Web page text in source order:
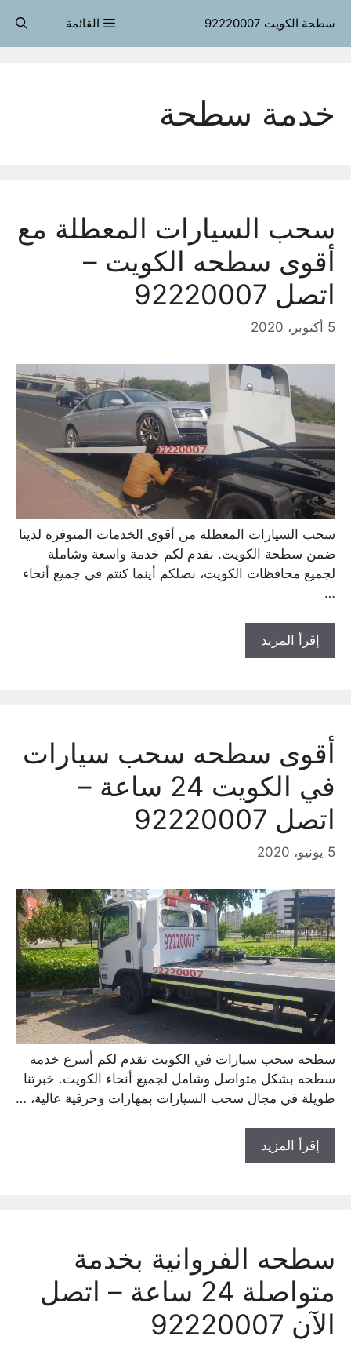
سطحة الكويت 92220007 القائمة
خدمة سطحة
سحب السيارات المعطلة مع
أقوى سطحه الكويت –
اتصل 92220007
سحب السيارات المعطلة من أقوى الخدمات المتوفرة لدينا
ضمن سطحة الكويت. نقدم لكم خدمة واسعة وشاملة
لجميع محافظات الكويت، نصلكم أينما كنتم في جميع أنحاء
إقرأ المزيد
أقوى سطحه سحب سيارات
في الكويت 24 ساعة –
اتصل 92220007
سطحه سحب سيارات في الكويت تقدم لكم أسرع خدمة
سطحه بشكل متواصل وشامل لجميع أنحاء الكويت. خبرتنا
طويلة في مجال سحب السيارات بمهارات وحرفية عالية، …
إقرأ المزيد
سطحه الفروانية بخدمة
متواصلة 24 ساعة – اتصل
الآن 92220007